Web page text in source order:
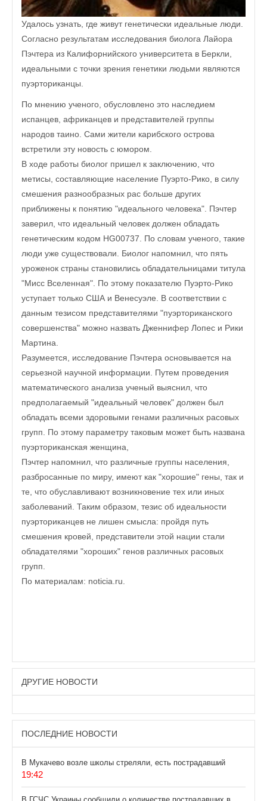
Удалось узнать, где живут генетически идеальные люди.
Согласно результатам исследования биолога Лайора
Пэчтера из Калифорнийского университета в Беркли,
идеальными с точки зрения генетики людьми являются
пуэрториканцы.
По мнению ученого, обусловлено это наследием
испанцев, африканцев и представителей группы
народов таино. Сами жители карибского острова
встретили эту новость с юмором.
В ходе работы биолог пришел к заключению, что
метисы, составляющие население Пуэрто-Рико, в силу
смешения разнообразных рас больше других
приближены к понятию "идеального человека". Пэчтер
заверил, что идеальный человек должен обладать
генетическим кодом HG00737. По словам ученого, такие
люди уже существовали. Биолог напомнил, что пять
уроженок страны становились обладательницами титула
"Мисс Вселенная". По этому показателю Пуэрто-Рико
уступает только США и Венесуэле. В соответствии с
данным тезисом представителями "пуэрториканского
совершенства" можно назвать Дженнифер Лопес и Рики
Мартина.
Разумеется, исследование Пэчтера основывается на
серьезной научной информации. Путем проведения
математического анализа ученый выяснил, что
предполагаемый "идеальный человек" должен был
обладать всеми здоровыми генами различных расовых
групп. По этому параметру таковым может быть названа
пуэрториканская женщина,
Пэчтер напомнил, что различные группы населения,
разбросанные по миру, имеют как "хорошие" гены, так и
те, что обуславливают возникновение тех или иных
заболеваний. Таким образом, тезис об идеальности
пуэрториканцев не лишен смысла: пройдя путь
смешения кровей, представители этой нации стали
обладателями "хороших" генов различных расовых
групп.
По материалам: noticia.ru.
ДРУГИЕ НОВОСТИ
ПОСЛЕДНИЕ НОВОСТИ
В Мукачево возле школы стреляли, есть пострадавший
19:42